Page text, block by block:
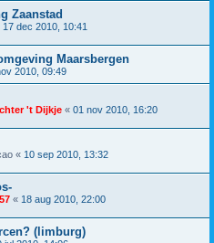
Zaanstad
17 dec 2010, 10:41
Maarsbergen
2010, 09:49
't Dijkje « 01 nov 2010, 16:20
« 10 sep 2010, 13:32
« 18 aug 2010, 22:00
(limburg)